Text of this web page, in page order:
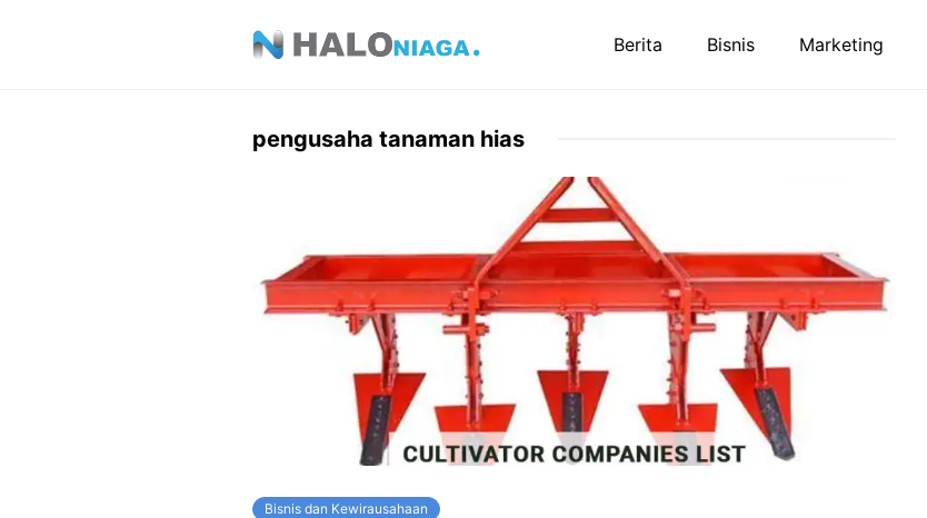
Berita Bisnis Marketing
pengusaha tanaman hias
Bisnis dan Kewirausahaan